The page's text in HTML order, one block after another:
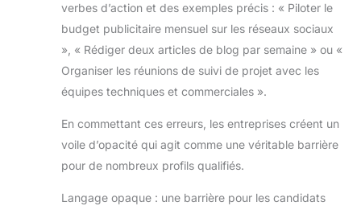
verbes d’action et des exemples précis : « Piloter le
budget publicitaire mensuel sur les réseaux sociaux
», « Rédiger deux articles de blog par semaine » ou «
Organiser les réunions de suivi de projet avec les
équipes techniques et commerciales ».
En commettant ces erreurs, les entreprises créent un
voile d’opacité qui agit comme une véritable barrière
pour de nombreux profils qualifiés.
Langage opaque : une barrière pour les candidats